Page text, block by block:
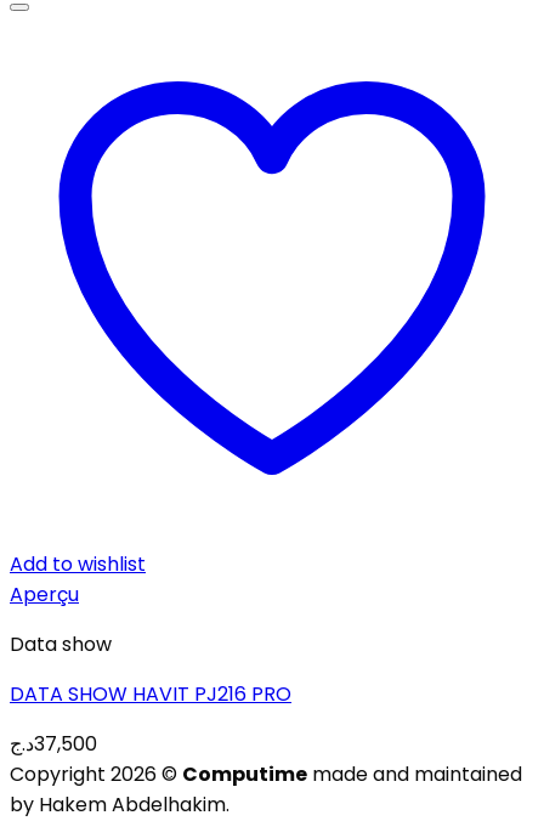
Add to wishlist
Aperçu
Data show
DATA SHOW HAVIT PJ216 PRO
37,500د.ج
Copyright 2026 © Computime made and maintained
by Hakem Abdelhakim.